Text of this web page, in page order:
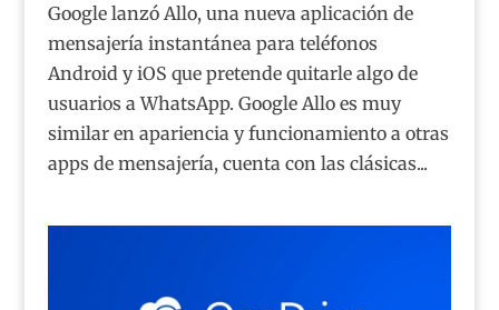
Google lanzó Allo, una nueva aplicación de
mensajería instantánea para teléfonos
Android y iOS que pretende quitarle algo de
usuarios a WhatsApp. Google Allo es muy
similar en apariencia y funcionamiento a otras
apps de mensajería, cuenta con las clásicas...